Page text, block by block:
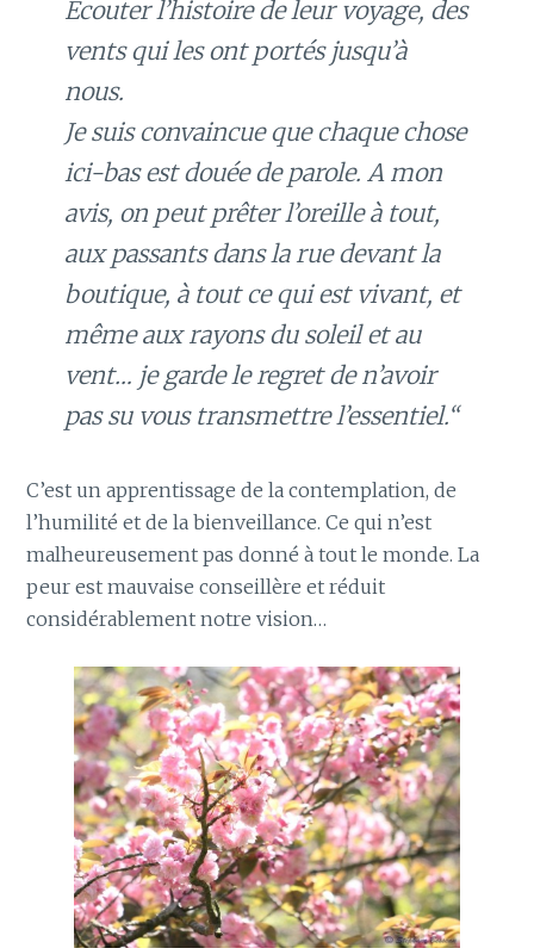
Ecouter l’histoire de leur voyage, des
vents qui les ont portés jusqu’à
nous.
Je suis convaincue que chaque chose
ici-bas est douée de parole. A mon
avis, on peut prêter l’oreille à tout,
aux passants dans la rue devant la
boutique, à tout ce qui est vivant, et
même aux rayons du soleil et au
vent… je garde le regret de n’avoir
pas su vous transmettre l’essentiel.“
C’est un apprentissage de la contemplation, de
l’humilité et de la bienveillance. Ce qui n’est
malheureusement pas donné à tout le monde. La
peur est mauvaise conseillère et réduit
considérablement notre vision…